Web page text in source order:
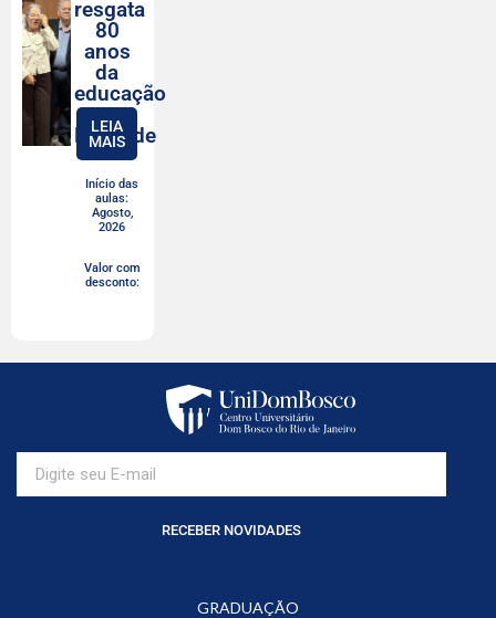
resgata
80
anos
da
educação
em
Resende
Início das
aulas:
Agosto,
2026
Valor com
desconto:
LEIA
MAIS
RECEBER NOVIDADES
GRADUAÇÃO